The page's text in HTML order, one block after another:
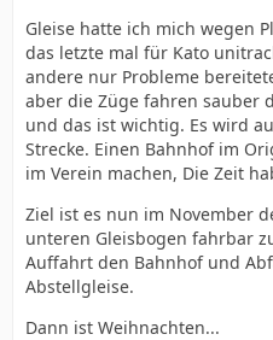
Gleise hatte ich mich wegen
das letzte mal für Kato
andere nur Probleme
aber die Züge fahren sauber
und das ist wichtig. Es wird
Strecke. Einen Bahnhof im
im Verein machen, Die Zeit
Ziel ist es nun im November
unteren Gleisbogen fahrbar
Auffahrt den Bahnhof und
Abstellgleise.
Dann ist Weihnachten...